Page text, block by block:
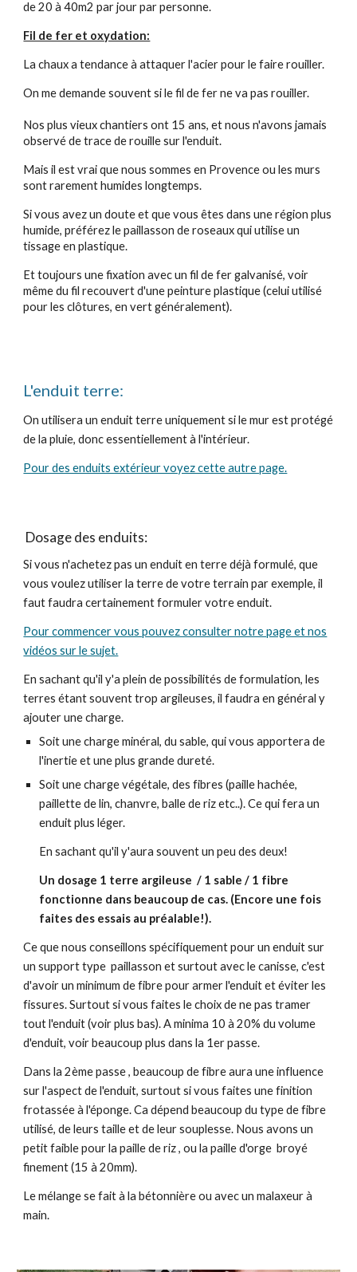
de 20 à 40m2 par jour par personne.
Fil de fer et oxydation:
La chaux a tendance à attaquer l'acier pour le faire rouiller.
On me demande souvent si le fil de fer ne va pas rouiller.
Nos plus vieux chantiers ont 15 ans, et nous n'avons jamais
observé de trace de rouille sur l'enduit.
Mais il est vrai que nous sommes en Provence ou les murs
sont rarement humides longtemps.
Si vous avez un doute et que vous êtes dans une région plus
humide, préférez le paillasson de roseaux qui utilise un
tissage en plastique.
Et toujours une fixation avec un fil de fer galvanisé, voir
même du fil recouvert d'une peinture plastique (celui utilisé
pour les clôtures, en vert généralement).
L'enduit terre:
On utilisera un enduit terre uniquement si le mur est protégé
de la pluie, donc essentiellement à l'intérieur.
Pour des enduits extérieur voyez cette autre page.
Dosage des enduits:
Si vous n'achetez pas un enduit en terre déjà formulé, que
vous voulez utiliser la terre de votre terrain par exemple, il
faut faudra certainement formuler votre enduit.
Pour commencer vous pouvez consulter notre page et nos
vidéos sur le sujet.
En sachant qu'il y'a plein de possibilités de formulation, les
terres étant souvent trop argileuses, il faudra en général y
ajouter une charge.
Soit une charge minéral, du sable, qui vous apportera de
l'inertie et une plus grande dureté.
Soit une charge végétale, des fibres (paille hachée,
paillette de lin, chanvre, balle de riz etc..). Ce qui fera un
enduit plus léger.
En sachant qu'il y'aura souvent un peu des deux!
Un dosage 1 terre argileuse / 1 sable / 1 fibre
fonctionne dans beaucoup de cas. (Encore une fois
faites des essais au préalable!).
Ce que nous conseillons spécifiquement pour un enduit sur
un support type paillasson et surtout avec lecanisse, c'est
d'avoir un minimum de fibre pour armer l'enduit et éviter les
fissures. Surtout si vous faites le choix de ne pas tramer
tout l'enduit (voir plus bas). A minima 10 à 20% du volume
d'enduit, voir beaucoup plus dans la 1er passe.
Dans la 2ème passe , beaucoup de fibre aura une influence
sur l'aspect de l'enduit, surtout si vous faites une finition
frotassée à l'éponge. Ca dépend beaucoup du type de fibre
utilisé, de leurs taille et de leur souplesse. Nous avons un
petit faible pour la paille de riz , ou la paille d'orgebroyé
finement (15 à 20mm).
Le mélange se fait à la bétonnière ou avec un malaxeur à
main.